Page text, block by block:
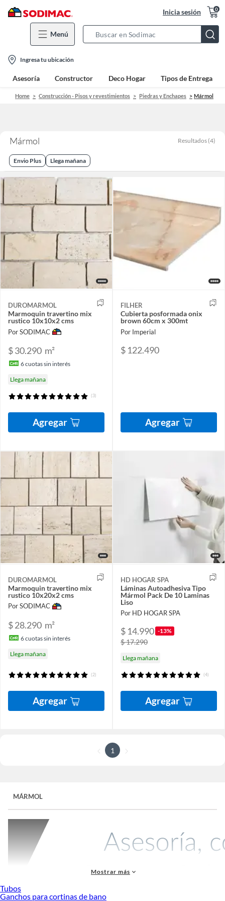
Inicia sesión 0
Menú
Bar
location-
icon
Ingresa tu ubicación
Asesoría Constructor Deco Hogar Tipos de Entrega
Home Construcción - Pisos y revestimientos Piedras y Enchapes Mármol
Mármol Resultados (4)
Envio Plus Llega mañana
DUROMARMOL
Marmoquin travertino mix
rustico 10x10x2 cms
Por SODIMAC
$ 30.290 m²
6cuotas sin interés
Llega mañana
(3)
Agregar
FILHER
Cubierta posformada onix
brown 60cm x 300mt
Por Imperial
$ 122.490
Agregar
DUROMARMOL
Marmoquin travertino mix
rustico 10x20x2 cms
Por SODIMAC
$ 28.290 m²
6cuotas sin interés
Llega mañana
(2)
Agregar
HD HOGAR SPA
Láminas Autoadhesiva Tipo
Mármol Pack De 10 Laminas
Liso
Por HD HOGAR SPA
$ 14.990 -13%
$ 17.290
Llega mañana
(4)
Agregar
1
MÁRMOL
Mostrar más
Tubos
Ganchos para cortinas de bano